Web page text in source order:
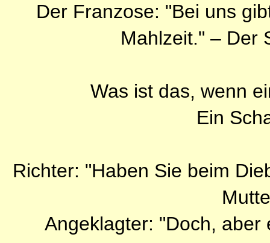
Der Franzose: "Bei uns
Mahlzeit." – Der
Was ist das, wenn
Ein
Richter: "Haben Sie beim
Angeklagter: "Doch, aber